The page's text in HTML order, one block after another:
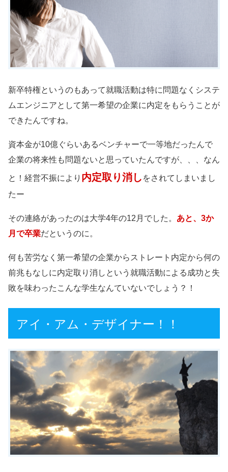
新卒特権というのもあって就職活動は特に問題なくシステ
ムエンジニアとして第一希望の企業に内定をもらうことが
できたんですね。
資本金が10億ぐらいあるベンチャーで一等地だったんで
企業の将来性も問題ないと思っていたんですが、、、なん
と！経営不振により 内定取り消し をされてしまいまし
たー
その連絡があったのは大学4年の12月でした。 あと、3か
月で卒業だというのに。
何も苦労なく第一希望の企業からストレート内定から何の
前兆もなしに内定取り消しという就職活動による成功と失
敗を味わったこんな学生なんていないでしょう？！
アイ・アム・デザイナー！！